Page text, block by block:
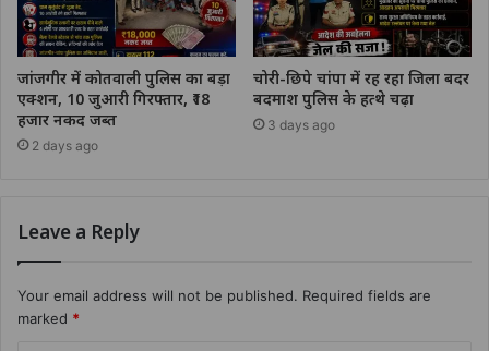
जांजगीर में कोतवाली पुलिस का बड़ा
एक्शन, 10 जुआरी गिरफ्तार, ₹18
हजार नकद जब्त
2 days ago
चोरी-छिपे चांपा में रह रहा जिला बदर
बदमाश पुलिस के हत्थे चढ़ा
3 days ago
Leave a Reply
Your email address will not be published. Required fields are
marked *